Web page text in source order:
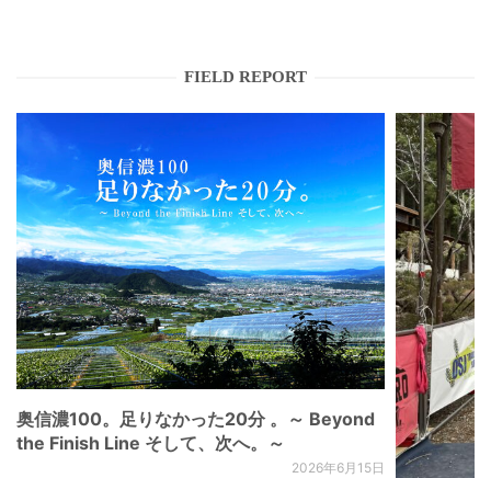
FIELD REPORT
奥信濃100。足りなかった20分 。～ Beyond
the Finish Line そして、次へ。～
2026年6月15日